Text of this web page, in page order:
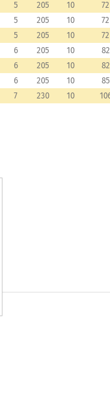
5 205 10
72
5 205 10
72
5 205 10
72
6 205 10
82
6 205 10
82
6 205 10
85
7 230 10